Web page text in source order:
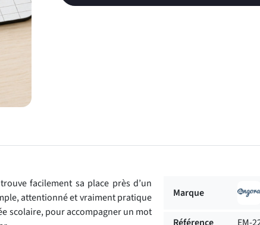
facilement sa place près d’un
attentionné et vraiment pratique
scolaire, pour accompagner un mot
Marque